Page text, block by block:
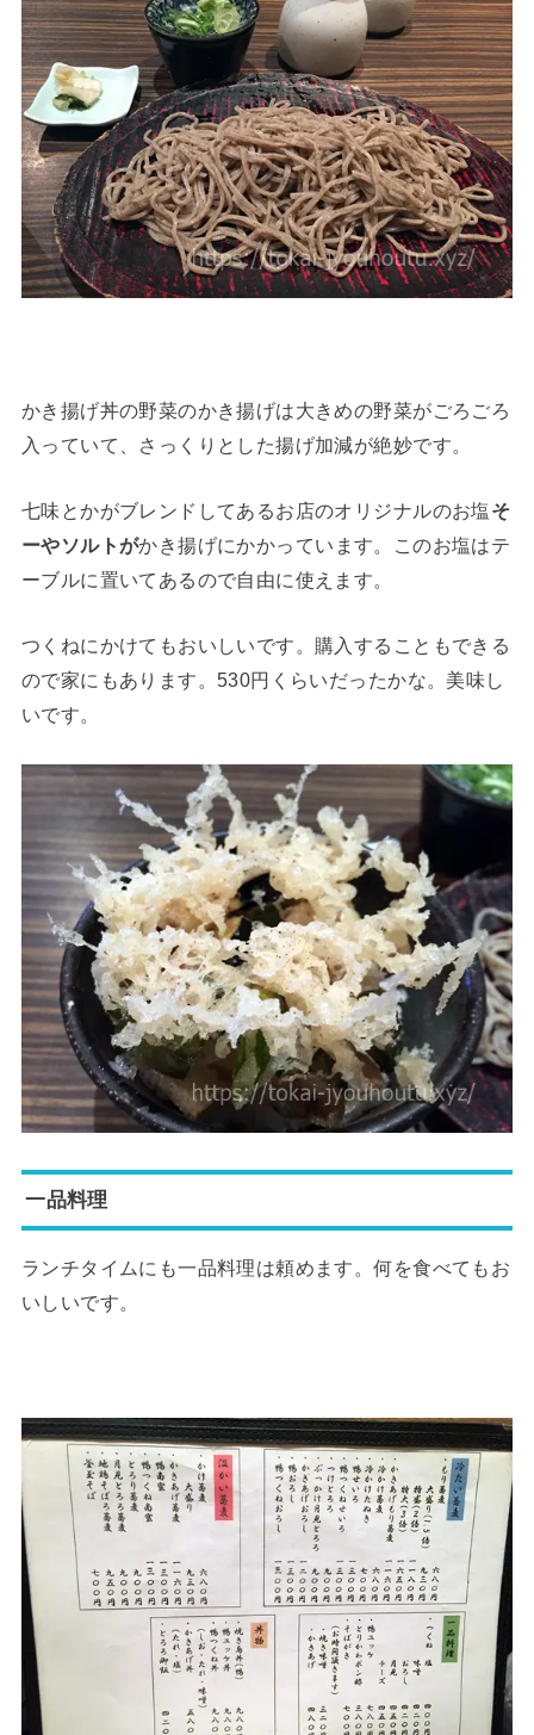
かき揚げ丼の野菜のかき揚げは大きめの野菜がごろごろ
入っていて、さっくりとした揚げ加減が絶妙です。
七味とかがブレンドしてあるお店のオリジナルのお塩そ
ーやソルトがかき揚げにかかっています。このお塩はテ
ーブルに置いてあるので自由に使えます。
つくねにかけてもおいしいです。購入することもできる
ので家にもあります。530円くらいだったかな。美味し
いです。
一品料理
ランチタイムにも一品料理は頼めます。何を食べてもお
いしいです。